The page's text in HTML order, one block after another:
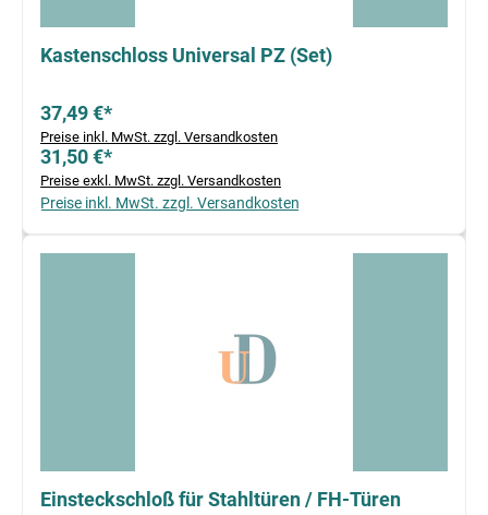
Kastenschloss Universal PZ (Set)
37,49 €*
Preise inkl. MwSt. zzgl. Versandkosten
31,50 €*
Preise exkl. MwSt. zzgl. Versandkosten
Preise inkl. MwSt. zzgl. Versandkosten
Einsteckschloß für Stahltüren / FH-Türen